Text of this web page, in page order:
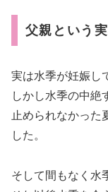
父親という
実は水季が妊娠し
しかし水季の中絶
止められなかった
した。
そして間もなく水